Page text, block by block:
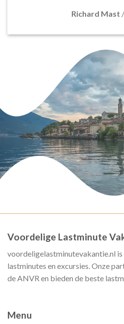
Richard Mast /
Voordelige Lastminute
voordeligelastminutevakantie.nl
lastminutes en excursies. Onze
de ANVR en bieden de beste
Menu